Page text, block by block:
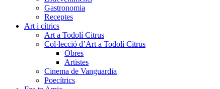
Gastronomia
Receptes
Art i cítrics
Art a Todolí Citrus
Col·lecció d’Art a Todolí Citrus
Obres
Artistes
Cinema de Vanguardia
Poecítrics